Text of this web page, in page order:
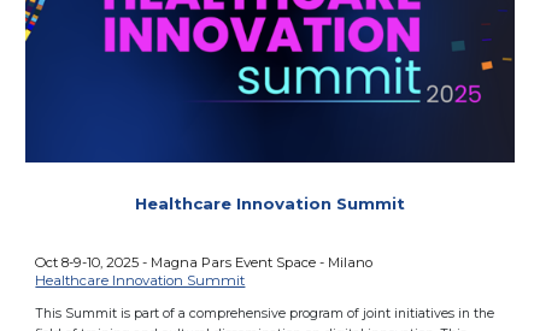
Healthcare Innovation Summit
Oct 8-9-10, 2025 - Magna Pars Event Space - Milano
Healthcare Innovation Summit
This Summit is part of a comprehensive program of joint initiatives in the